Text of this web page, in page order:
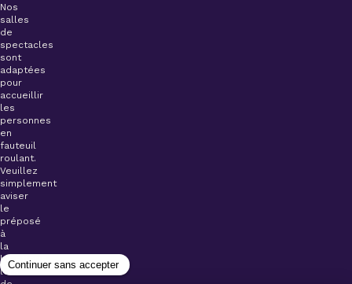
Nos
salles
de
spectacles
sont
adaptées
pour
accueillir
les
personnes
en
fauteuil
roulant.
Veuillez
simplement
aviser
le
préposé
à
la
billetterie
lors